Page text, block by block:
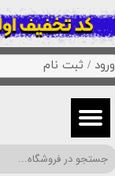
ورود / ثبت نام
حساب کاربری من
تغییر گذر واژه
سفارشات
خروج از حساب کاربری